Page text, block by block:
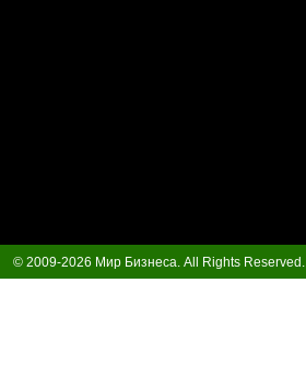
© 2009-2026 Мир Бизнеса. All Rights Reserved.